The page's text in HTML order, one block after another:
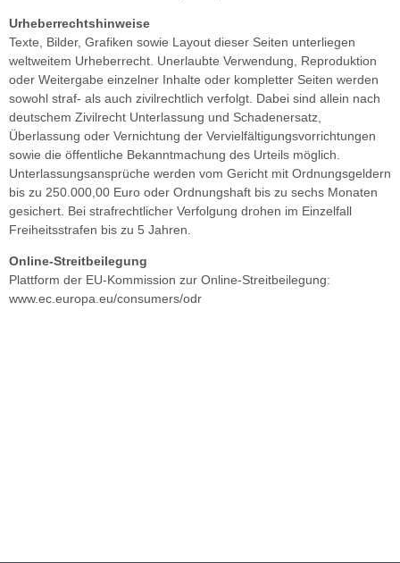
Urheberrechtshinweise
Texte, Bilder, Grafiken sowie Layout dieser Seiten unterliegen
weltweitem Urheberrecht. Unerlaubte Verwendung, Reproduktion
oder Weitergabe einzelner Inhalte oder kompletter Seiten werden
sowohl straf- als auch zivilrechtlich verfolgt. Dabei sind allein nach
deutschem Zivilrecht Unterlassung und Schadenersatz,
Überlassung oder Vernichtung der Vervielfältigungsvorrichtungen
sowie die öffentliche Bekanntmachung des Urteils möglich.
Unterlassungsansprüche werden vom Gericht mit Ordnungsgeldern
bis zu 250.000,00 Euro oder Ordnungshaft bis zu sechs Monaten
gesichert. Bei strafrechtlicher Verfolgung drohen im Einzelfall
Freiheitsstrafen bis zu 5 Jahren.
Online-Streitbeilegung
Plattform der EU-Kommission zur Online-Streitbeilegung:
www.ec.europa.eu/consumers/odr